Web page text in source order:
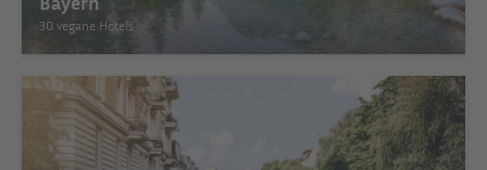
30 vegane Hotels